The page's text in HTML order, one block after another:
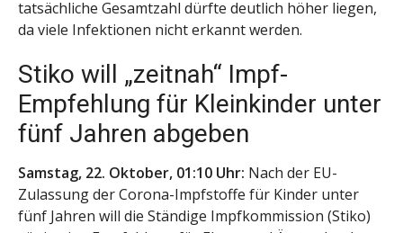
tatsächliche Gesamtzahl dürfte deutlich höher liegen,
da viele Infektionen nicht erkannt werden.
Stiko will „zeitnah“ Impf-
Empfehlung für Kleinkinder unter
fünf Jahren abgeben
Samstag, 22. Oktober, 01:10 Uhr: Nach der EU-
Zulassung der Corona-Impfstoffe für Kinder unter
fünf Jahren will die Ständige Impfkommission (Stiko)